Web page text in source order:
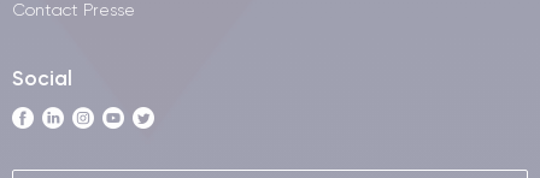
Contact Presse
Social